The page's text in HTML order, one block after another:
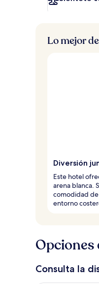
Lo mejor
Diversión
Este hotel
arena blanca.
comodidad
entorno
Opciones
Consulta la